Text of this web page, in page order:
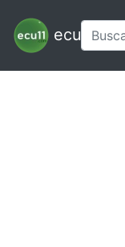
ecu11